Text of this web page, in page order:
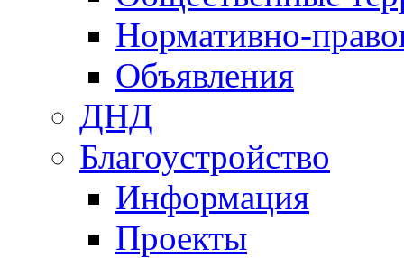
Нормативно-
Объявления
ДНД
Благоустройство
Информация
Проекты